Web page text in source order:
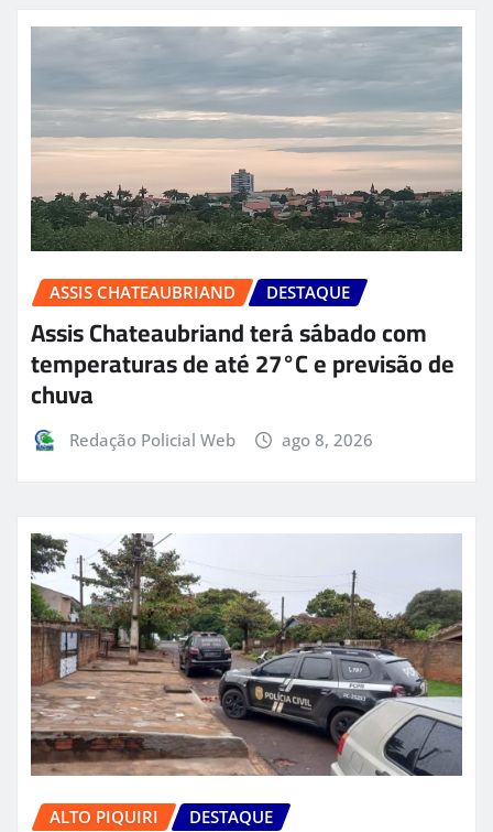
ASSIS CHATEAUBRIAND DESTAQUE
Assis Chateaubriand terá sábado com
temperaturas de até 27°C e previsão de
chuva
Redação Policial Web ago 8, 2026
ALTO PIQUIRI DESTAQUE